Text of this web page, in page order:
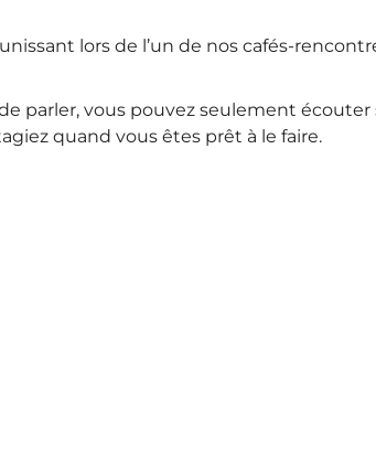
lors de l’un de nos cafés-
parler, vous pouvez seulement écouter
quand vous êtes prêt à le faire.